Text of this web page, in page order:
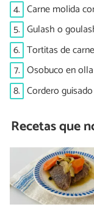
4. Carne molida
5. Gulash o
6. Tortitas de
7. Osobuco en
8. Cordero
Recetas que